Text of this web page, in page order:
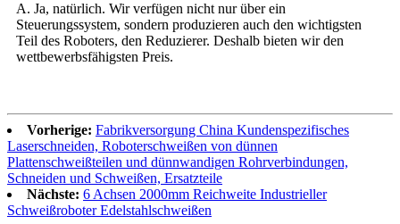
A. Ja, natürlich. Wir verfügen nicht nur über ein
Steuerungssystem, sondern produzieren auch den wichtigsten
Teil des Roboters, den Reduzierer. Deshalb bieten wir den
wettbewerbsfähigsten Preis.
Vorherige: Fabrikversorgung China Kundenspezifisches
Laserschneiden, Roboterschweißen von dünnen
Plattenschweißteilen und dünnwandigen Rohrverbindungen,
Schneiden und Schweißen, Ersatzteile
Nächste: 6 Achsen 2000mm Reichweite Industrieller
Schweißroboter Edelstahlschweißen